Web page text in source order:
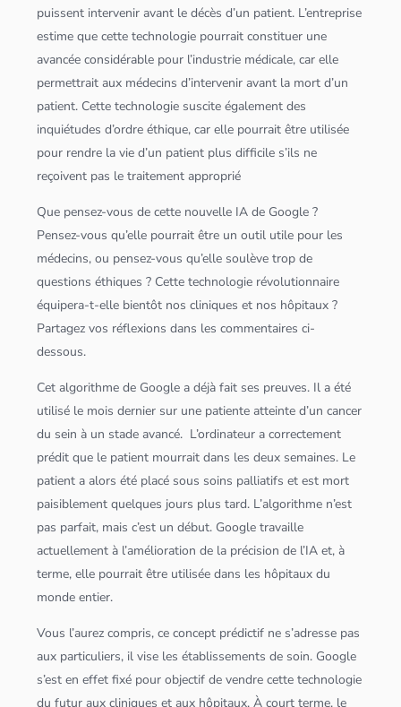
puissent intervenir avant le décès d’un patient. L’entreprise
estime que cette technologie pourrait constituer une
avancée considérable pour l’industrie médicale, car elle
permettrait aux médecins d’intervenir avant la mort d’un
patient. Cette technologie suscite également des
inquiétudes d’ordre éthique, car elle pourrait être utilisée
pour rendre la vie d’un patient plus difficile s’ils ne
reçoivent pas le traitement approprié
Que pensez-vous de cette nouvelle IA de Google ?
Pensez-vous qu’elle pourrait être un outil utile pour les
médecins, ou pensez-vous qu’elle soulève trop de
questions éthiques ? Cette technologie révolutionnaire
équipera-t-elle bientôt nos cliniques et nos hôpitaux ?
Partagez vos réflexions dans les commentaires ci-
dessous.
Cetalgorithme de Google a déjà fait ses preuves. Il a été
utilisé le mois dernier sur une patiente atteinte d’un cancer
du sein à un stade avancé. L’ordinateur a correctement
prédit que le patient mourrait dans les deux semaines. Le
patient a alors été placé sous soins palliatifs et est mort
paisiblement quelques jours plus tard. L’algorithme n’est
pas parfait, mais c’est un début. Google travaille
actuellement à l’amélioration de la précision de l’IA et, à
terme, elle pourrait être utilisée dans les hôpitaux du
monde entier.
Vous l’aurez compris, ce concept prédictif ne s’adresse pas
aux particuliers, il vise les établissements de soin. Google
s’est en effet fixé pour objectif de vendre cette technologie
du futur aux cliniques et aux hôpitaux. À court terme, le